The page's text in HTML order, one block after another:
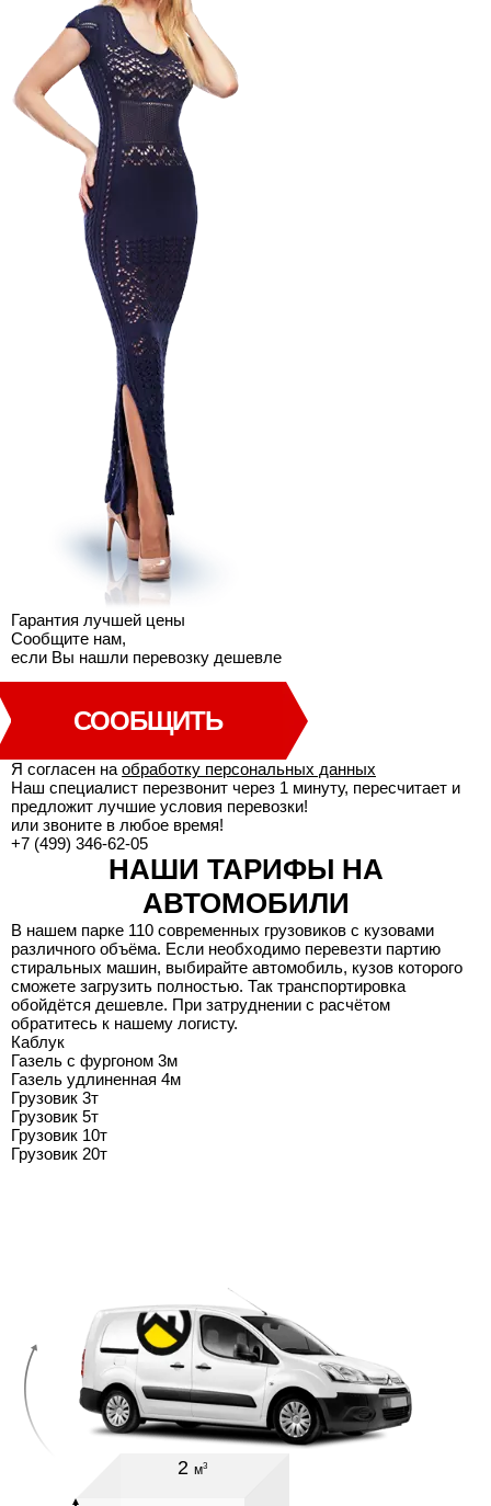
Гарантия лучшей цены
Сообщите нам,
если Вы нашли перевозку дешевле
СООБЩИТЬ
Я согласен на обработку персональных данных
Наш специалист перезвонит через 1 минуту, пересчитает и
предложит лучшие условия перевозки!
или звоните в любое время!
+7 (499) 346-62-05
НАШИ ТАРИФЫ НА
АВТОМОБИЛИ
В нашем парке 110 современных грузовиков с кузовами
различного объёма. Если необходимо перевезти партию
стиральных машин, выбирайте автомобиль, кузов которого
сможете загрузить полностью. Так транспортировка
обойдётся дешевле. При затруднении с расчётом
обратитесь к нашему логисту.
Каблук
Газель с фургоном 3м
Газель удлиненная 4м
Грузовик 3т
Грузовик 5т
Грузовик 10т
Грузовик 20т
2 м3